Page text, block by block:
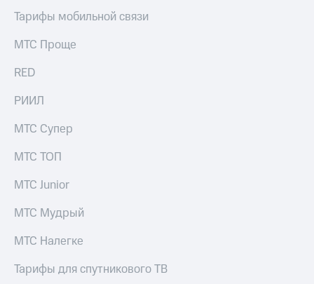
Рынок
именных
облигаций
Другое
Реквизиты
Контакты
развитие
этика
На главную
Тарифы мобильной связи
МТС Проще
RED
РИИЛ
МТС Супер
МТС ТОП
МТС Junior
МТС Мудрый
МТС Налегке
Тарифы для спутникового ТВ